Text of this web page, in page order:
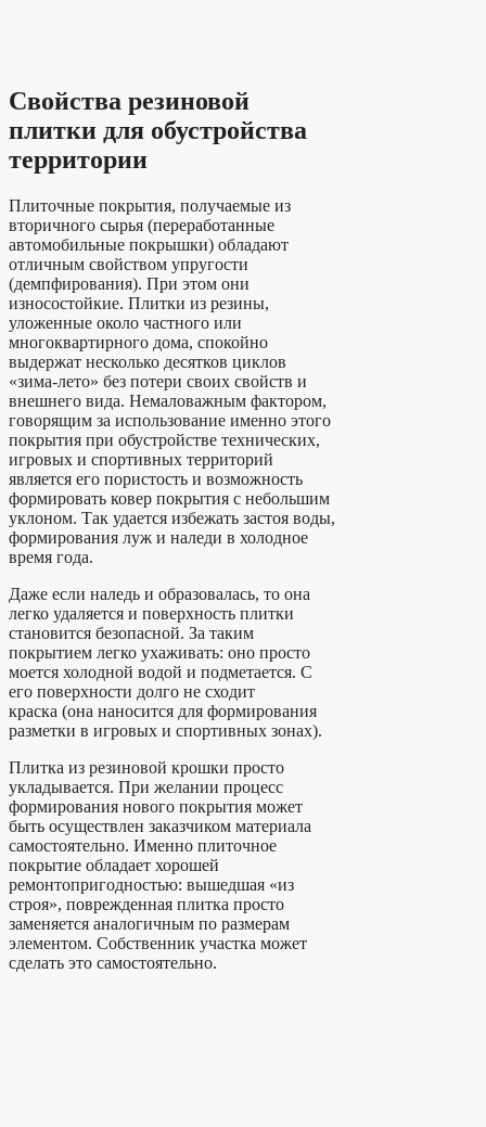
Свойства резиновой
плитки для обустройства
территории
Плиточные покрытия, получаемые из
вторичного сырья (переработанные
автомобильные покрышки) обладают
отличным свойством упругости
(демпфирования). При этом они
износостойкие. Плитки из резины,
уложенные около частного или
многоквартирного дома, спокойно
выдержат несколько десятков циклов
«зима-лето» без потери своих свойств и
внешнего вида. Немаловажным фактором,
говорящим за использование именно этого
покрытия при обустройстве технических,
игровых и спортивных территорий
является его пористость и возможность
формировать ковер покрытия с небольшим
уклоном. Так удается избежать застоя воды,
формирования луж и наледи в холодное
время года.
Даже если наледь и образовалась, то она
легко удаляется и поверхность плитки
становится безопасной. За таким
покрытием легко ухаживать: оно просто
моется холодной водой и подметается. С
его поверхности долго не сходит
краска (она наносится для формирования
разметки в игровых и спортивных зонах).
Плитка из резиновой крошки просто
укладывается. При желании процесс
формирования нового покрытия может
быть осуществлен заказчиком материала
самостоятельно. Именно плиточное
покрытие обладает хорошей
ремонтопригодностью: вышедшая «из
строя», поврежденная плитка просто
заменяется аналогичным по размерам
элементом. Собственник участка может
сделать это самостоятельно.